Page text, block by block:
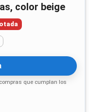
color beige
que cumplan los